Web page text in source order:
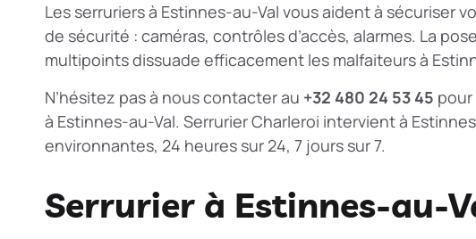
Les serruriers à Estinnes-au-Val vous aident à sécuriser
de sécurité : caméras, contrôles d’accès, alarmes. La
multipoints dissuade efficacement les malfaiteurs à
N’hésitez pas à nous contacter au +32 480 24 53 45
à Estinnes-au-Val. Serrurier Charleroi intervient à
environnantes, 24 heures sur 24, 7 jours sur 7.
Serrurier à Estinnes-au-